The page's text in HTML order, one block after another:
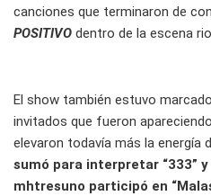
canciones que terminaron de
POSITIVO dentro de la escena
El show también estuvo
invitados que fueron
elevaron todavía más la energía
sumó para interpretar “333” y
mhtresuno participó en